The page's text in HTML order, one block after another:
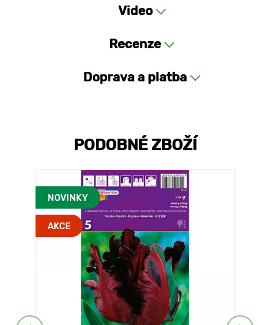
Video
Recenze
Doprava a platba
PODOBNÉ ZBOŽÍ
NOVINKY
AKCE